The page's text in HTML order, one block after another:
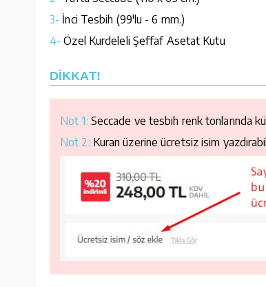
3- İnci Tesbih (99'lu - 6 mm.)
4- Özel Kurdeleli Şeffaf Asetat Kutu
DİKKAT!
Not 1: Seccade ve tesbih renk tonlarında
Not 2: Kuran üzerine ücretsiz isim